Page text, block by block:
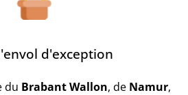
d'exception
du Brabant Wallon, de Namur,